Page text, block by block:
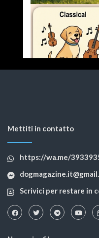
Mettiti in contatto
https://wa.me/
Scrivici per restare in